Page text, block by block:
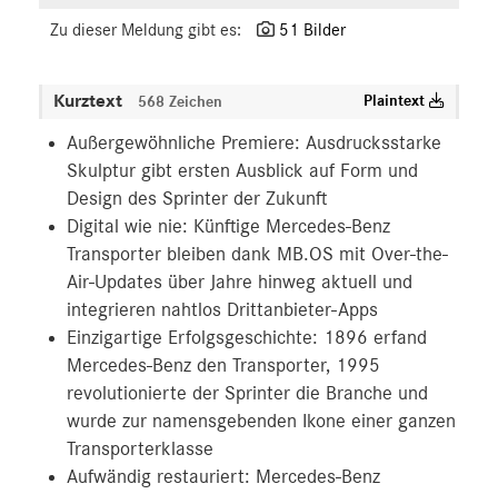
Zu dieser Meldung gibt es: 51 Bilder
Kurztext 568 Zeichen Plaintext
Außergewöhnliche Premiere: Ausdrucksstarke
Skulptur gibt ersten Ausblick auf Form und
Design des Sprinter der Zukunft
Digital wie nie: Künftige Mercedes-Benz
Transporter bleiben dank MB.OS mit Over-the-
Air-Updates über Jahre hinweg aktuell und
integrieren nahtlos Drittanbieter-Apps
Einzigartige Erfolgsgeschichte: 1896 erfand
Mercedes-Benz den Transporter, 1995
revolutionierte der Sprinter die Branche und
wurde zur namensgebenden Ikone einer ganzen
Transporterklasse
Aufwändig restauriert: Mercedes-Benz